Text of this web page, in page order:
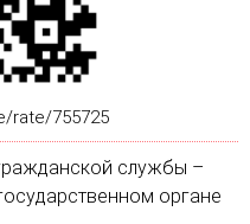
rate/755725
службы –
органе